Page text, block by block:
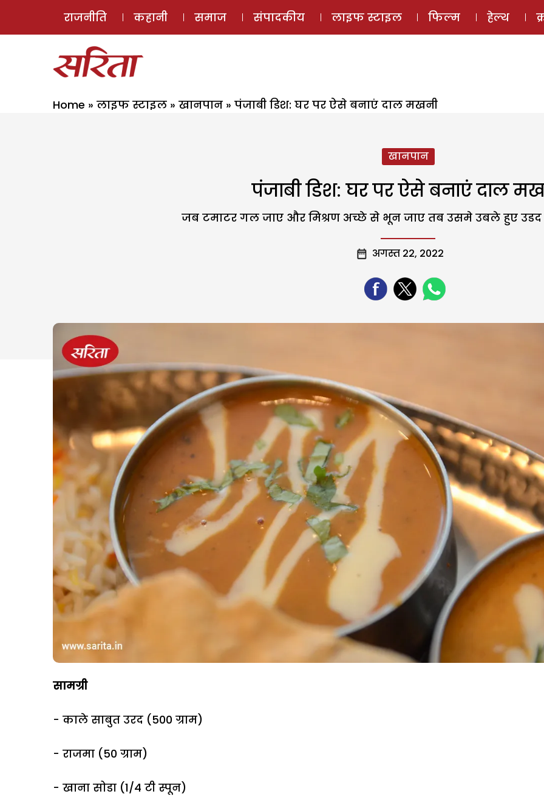
ई-मैगज़ीन
राजनीति कहानी समाज संपादकीय लाइफ स्टाइल फिल्म हेल्थ
Home » लाइफ स्टाइल » खानपान » पंजाबी डिश: घर पर ऐसे बनाएं दाल मखनी
खानपान
पंजाबी डिश: घर पर ऐसे बनाएं दाल
जब टमाटर गल जाए और मिश्रण अच्छे से भून जाए तब उसमे उबले हुए उडद
अगस्त 22, 2022
सामग्री
- काले साबुत उरद (500 ग्राम)
- राजमा (50 ग्राम)
- खाना सोडा (1/4 टी स्पून)